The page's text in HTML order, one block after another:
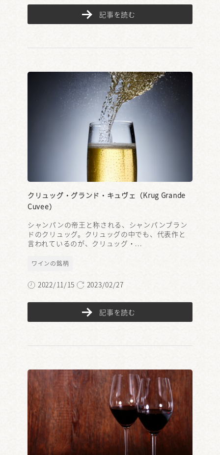
記事を読む
クリュッグ・グランド・キュヴェ（Krug Grande
Cuvee）
シャンパンの帝王と称される、シャンパンブラン
ドのクリュッグ。クリュッグの中でも、代表作と
言われているのが、クリュッグ・...
ワインの銘柄
2022/11/15 2023/02/27
記事を読む